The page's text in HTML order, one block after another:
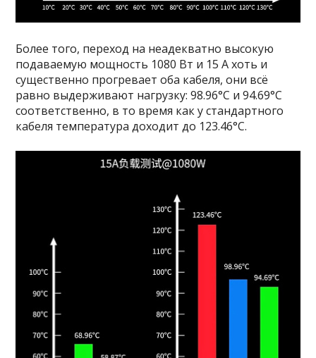
Более того, переход на неадекватно высокую
подаваемую мощность 1080 Вт и 15 А хоть и
существенно прогревает оба кабеля, они всё
равно выдерживают нагрузку: 98.96°C и 94.69°C
соответственно, в то время как у стандартного
кабеля температура доходит до 123.46°C.